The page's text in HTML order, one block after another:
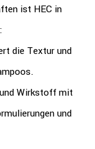
ist HEC in
die Textur und
Wirkstoff mit
und